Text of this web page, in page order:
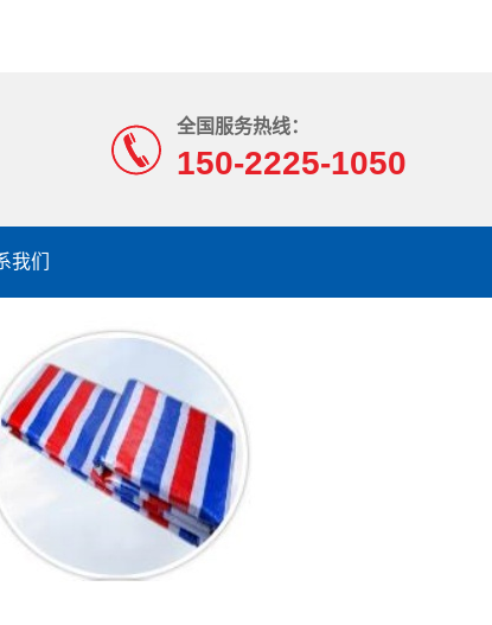
全国服务热线：
150-2225-1050
我们